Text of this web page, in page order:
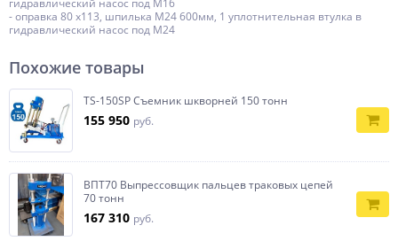
гидравлический насос под М16
- оправка 80 х113, шпилька М24 600мм, 1 уплотнительная втулка в
гидравлический насос под М24
Похожие товары
TS-150SP Съемник шкворней 150 тонн
155 950 руб.
ВПТ70 Выпрессовщик пальцев траковых цепей
70 тонн
167 310 руб.